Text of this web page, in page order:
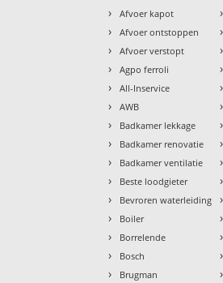
› Afvoer kapot
› Afvoer ontstoppen
› Afvoer verstopt
› Agpo ferroli
› All-Inservice
› AWB
› Badkamer lekkage
› Badkamer renovatie
› Badkamer ventilatie
› Beste loodgieter
› Bevroren waterleiding
› Boiler
› Borrelende
› Bosch
› Brugman
›
›
›
›
›
›
›
›
›
›
›
›
›
›
›